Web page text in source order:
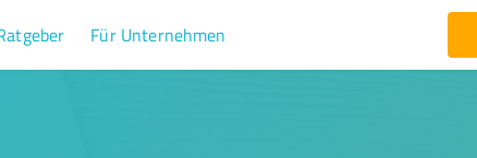
Für Unternehmen